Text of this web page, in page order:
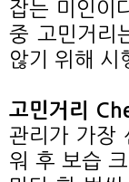
잡는 미인이
중 고민거리
않기 위해 시
고민거리
관리가 가장
워 후 보습